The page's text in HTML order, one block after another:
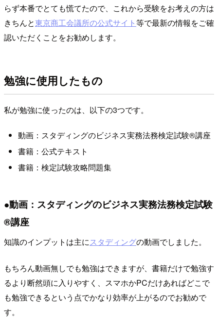
らず本番でとても慌てたので、これから受験をお考えの方は
きちんと東京商工会議所の公式サイト等で最新の情報をご確
認いただくことをお勧めします。
勉強に使用したもの
私が勉強に使ったのは、以下の3つです。
動画：スタディングのビジネス実務法務検定試験®講座
書籍：公式テキスト
書籍：検定試験攻略問題集
●動画：スタディングのビジネス実務法務検定試験
®講座
知識のインプットは主にスタディングの動画でしました。
もちろん動画無しでも勉強はできますが、書籍だけで勉強す
るより断然頭に入りやすく、スマホかPCだけあればどこで
も勉強できるという点でかなり効率が上がるのでお勧めで
す。